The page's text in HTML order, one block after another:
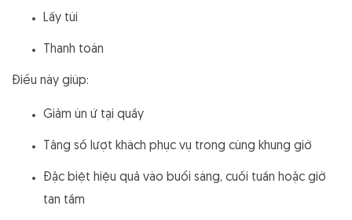
Lấy túi
Thanh toán
Điều này giúp:
Giảm ùn ứ tại quầy
Tăng số lượt khách phục vụ trong cùng khung giờ
Đặc biệt hiệu quả vào buổi sáng, cuối tuần hoặc giờ
tan tầm